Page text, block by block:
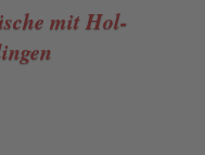
mit Hol-